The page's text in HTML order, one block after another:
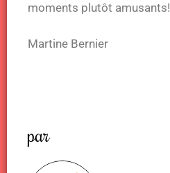
moments plutôt amusants!
Martine Bernier
par